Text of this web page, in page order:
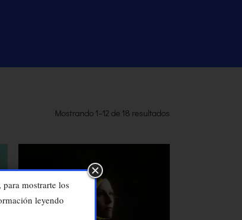
Mostrando 1–12 de 18 resultados
mostrarte los
leyendo